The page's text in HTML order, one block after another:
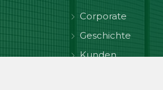
Corporate
Geschichte
Kunden